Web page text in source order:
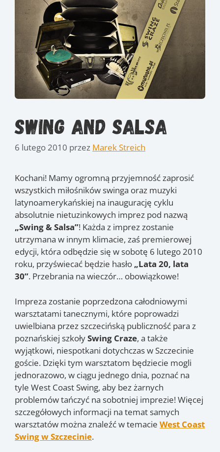
Swing and Salsa
6 lutego 2010 przez Marek Streich
Kochani! Mamy ogromną przyjemność zaprosić
wszystkich miłośników swinga oraz muzyki
latynoamerykańskiej na inaugurację cyklu
absolutnie nietuzinkowych imprez pod nazwą
„Swing & Salsa”! Każda z imprez zostanie
utrzymana w innym klimacie, zaś premierowej
edycji, która odbędzie się w sobotę 6 lutego 2010
roku, przyświecać będzie hasło „Lata 20, lata
30”. Przebrania na wieczór… obowiązkowe!
Impreza zostanie poprzedzona całodniowymi
warsztatami tanecznymi, które poprowadzi
uwielbiana przez szczecińską publiczność para z
poznańskiej szkołySwing Craze, a także
wyjątkowi, niespotkani dotychczas w Szczecinie
goście. Dzięki tym warsztatom będziecie mogli
jednorazowo, w ciągu jednego dnia, poznać na
tyle West Coast Swing, aby bez żarnych
problemów tańczyć na sobotniej imprezie! Więcej
szczegółowych informacji na temat samych
warsztatów można znaleźć w temacie West Coast
Swing w Szczecinie.